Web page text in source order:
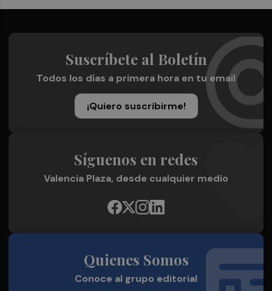
Suscríbete al Boletín
Todos los días a primera hora en tu email
¡Quiero suscribirme!
Síguenos en redes
Valencia Plaza, desde cualquier medio
Quienes Somos
Conoce al grupo editorial